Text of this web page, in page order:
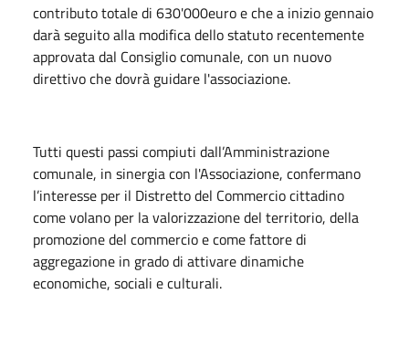
contributo totale di 630'000euro e che a inizio gennaio
darà seguito alla modifica dello statuto recentemente
approvata dal Consiglio comunale, con un nuovo
direttivo che dovrà guidare l'associazione.
Tutti questi passi compiuti dall’Amministrazione
comunale, in sinergia con l'Associazione, confermano
l’interesse per il Distretto del Commercio cittadino
come volano per la valorizzazione del territorio, della
promozione del commercio e come fattore di
aggregazione in grado di attivare dinamiche
economiche, sociali e culturali.